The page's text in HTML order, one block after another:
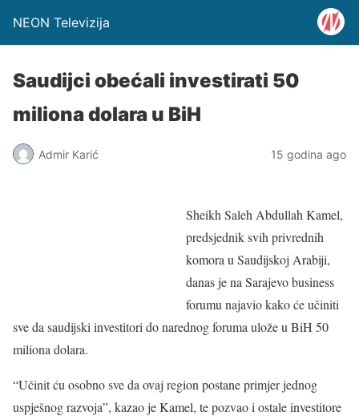
NEON Televizija
Saudijci obećali investirati 50
miliona dolara u BiH
Admir Karić 15 godina ago
Sheikh Saleh Abdullah Kamel,
predsjednik svih privrednih
komora u Saudijskoj Arabiji,
danas je na Sarajevo business
forumu najavio kako će učiniti
sve da saudijski investitori do narednog foruma ulože u BiH 50
miliona dolara.
“Učinit ću osobno sve da ovaj region postane primjer jednog
uspješnog razvoja”, kazao je Kamel, te pozvao i ostale investitore